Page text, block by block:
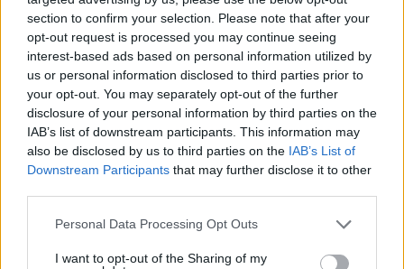
section to confirm your selection. Please note that after your
opt-out request is processed you may continue seeing
interest-based ads based on personal information utilized by
us or personal information disclosed to third parties prior to
your opt-out. You may separately opt-out of the further
disclosure of your personal information by third parties on the
IAB’s list of downstream participants. This information may
also be disclosed by us to third parties on the IAB’s List of
Downstream Participants that may further disclose it to other
Please note that this website/app uses one or more Google
not limited to your visit or usage behaviour. You may click to
Personal Data Processing Opt Outs
I want to opt-out of the Sharing of my
Άγριο διπλό έγκλημα στην Ταϊλάνδη:
Σκότωσαν δύο αδέλφια από τη Ρωσία
για τη μηχανή τους και μια οικογένεια
για το φορτηγάκι της
06.08.2026, 09:29 21
Εν ψυχρώ δολοφονία ζευγαριού σε
προσπάθησε να προστατεύσει τον
άνδρα της, ήταν γονείς 6χρονου
06.08.2026, 06:25 12